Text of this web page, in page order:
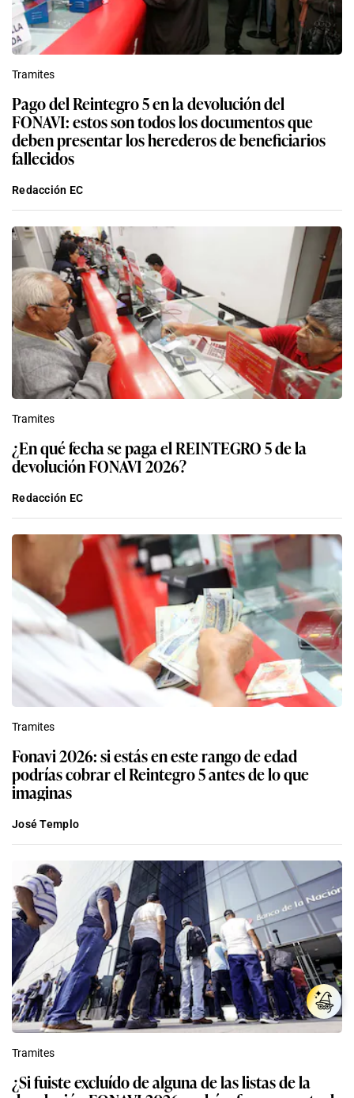
Tramites
Pago del Reintegro 5 en la devolución del
FONAVI: estos son todos los documentos que
deben presentar los herederos de beneficiarios
fallecidos
Redacción EC
Tramites
¿En qué fecha se paga el REINTEGRO 5 de la
devolución FONAVI 2026?
Redacción EC
Tramites
Fonavi 2026: si estás en este rango de edad
podrías cobrar el Reintegro 5 antes de lo que
imaginas
José Templo
Tramites
¿Si fuiste excluído de alguna de las listas de la